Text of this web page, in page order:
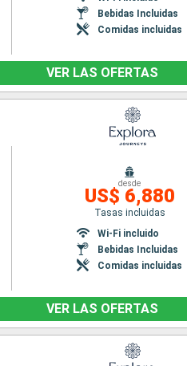
Bebidas Incluidas
Comidas incluidas
VER LAS OFERTAS
desde
US$ 6,880
Tasas incluidas
Wi-Fi incluido
Bebidas Incluidas
Comidas incluidas
VER LAS OFERTAS